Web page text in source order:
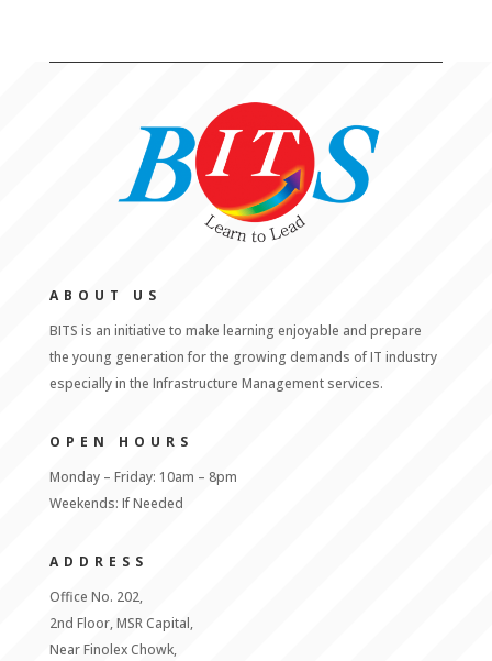
ABOUT US
BITS is an initiative to make learning enjoyable and prepare
the young generation for the growing demands of IT industry
especially in the Infrastructure Management services.
OPEN HOURS
Monday – Friday: 10am – 8pm
Weekends: If Needed
ADDRESS
Office No. 202,
2nd Floor, MSR Capital,
Near Finolex Chowk,